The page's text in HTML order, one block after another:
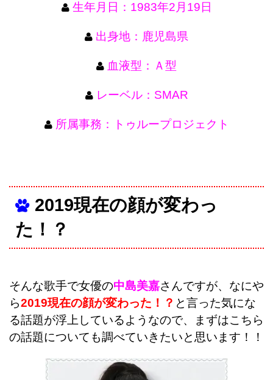
生年月日：1983年2月19日
出身地：鹿児島県
血液型：Ａ型
レーベル：SMAR
所属事務：トゥループロジェクト
2019現在の顔が変わっ
た！？
そんな歌手で女優の中島美嘉さんですが、なにや
ら2019現在の顔が変わった！？ と言った気にな
る話題が浮上しているようなので、まずはこちら
の話題についても調べていきたいと思います！！